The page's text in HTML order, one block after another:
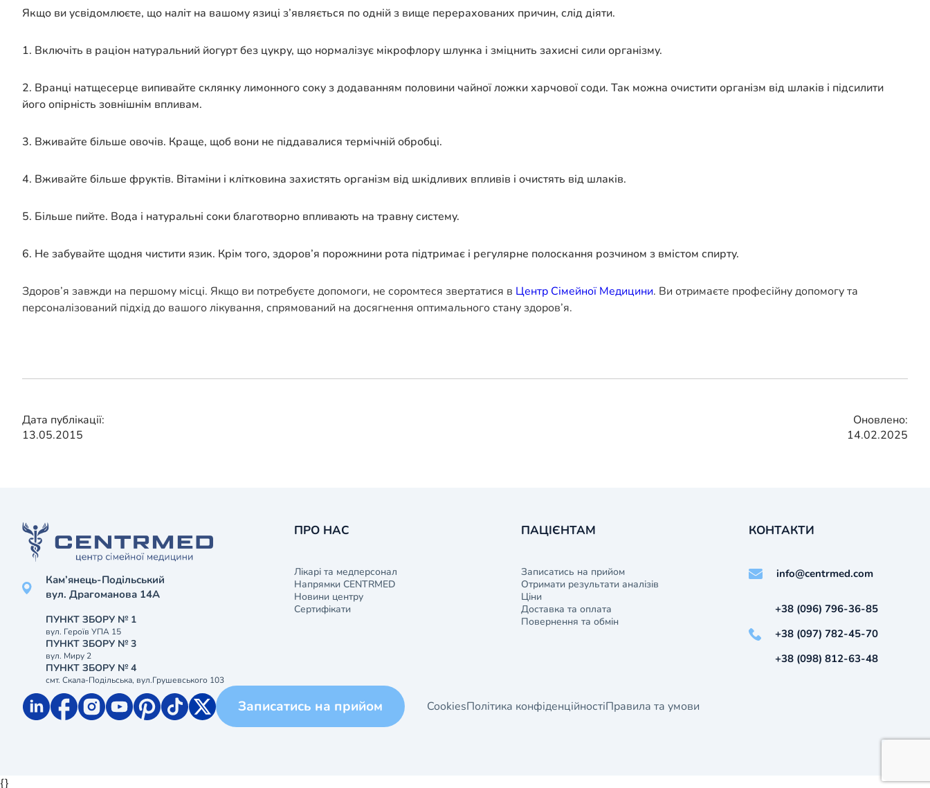
Якщо ви усвідомлюєте, що наліт на вашому язиці з’являється по одній з вище перерахованих причин, слід діяти.
1. Включіть в раціон натуральний йогурт без цукру, що нормалізує мікрофлору шлунка і зміцнить захисні сили організму.
2. Вранці натщесерце випивайте склянку лимонного соку з додаванням половини чайної ложки харчової соди. Так можна очистити організм від шлаків і підсилити
його опірність зовнішнім впливам.
3. Вживайте більше овочів. Краще, щоб вони не піддавалися термічній обробці.
4. Вживайте більше фруктів. Вітаміни і клітковина захистять організм від шкідливих впливів і очистять від шлаків.
5. Більше пийте. Вода і натуральні соки благотворно впливають на травну систему.
6. Не забувайте щодня чистити язик. Крім того, здоров’я порожнини рота підтримає і регулярне полоскання розчином з вмістом спирту.
Здоров’я завжди на першому місці. Якщо ви потребуєте допомоги, не соромтеся звертатися в Центр Сімейної Медицини. Ви отримаєте професійну допомогу та
персоналізований підхід до вашого лікування, спрямований на досягнення оптимального стану здоров’я.
Дата публікації:
13.05.2015
Оновлено:
14.02.2025
Кам’янець-Подільський
вул. Драгоманова 14А
ПУНКТ ЗБОРУ № 1
вул. Героїв УПА 15
ПУНКТ ЗБОРУ № 3
вул. Миру 2
ПУНКТ ЗБОРУ № 4
смт. Скала-Подільська, вул.Грушевського 103
ПРО НАС
Лікарі та медперсонал
Напрямки CENTRMED
Новини центру
Сертифікати
ПАЦІЄНТАМ
Записатись на прийом
Отримати результати аналізів
Ціни
Доставка та оплата
Повернення та обмін
КОНТАКТИ
info@centrmed.com
+38 (096) 796-36-85
+38 (097) 782-45-70
+38 (098) 812-63-48
Записатись на прийом CookiesПолітика конфіденційностіПравила та умови
{}